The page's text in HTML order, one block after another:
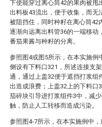
下使能穿过离心筒42的果肉被甩
出料板43流出，便于收集，而无
被阻挡住，同时种籽在离心筒42
逐渐向远离出料管36的一端移动
番茄果酱与种籽的分离。
参照图4或图5所示，在本实施例
侧设有下料口321，所述连接支
通，通过上盖32便于遮挡打浆组
出造成浪费；上盖32上的下料口
茄碎块引导进打浆组件3中，减
触，防止人工转移而造成污染。
参照图4-7所示，在本实施例中